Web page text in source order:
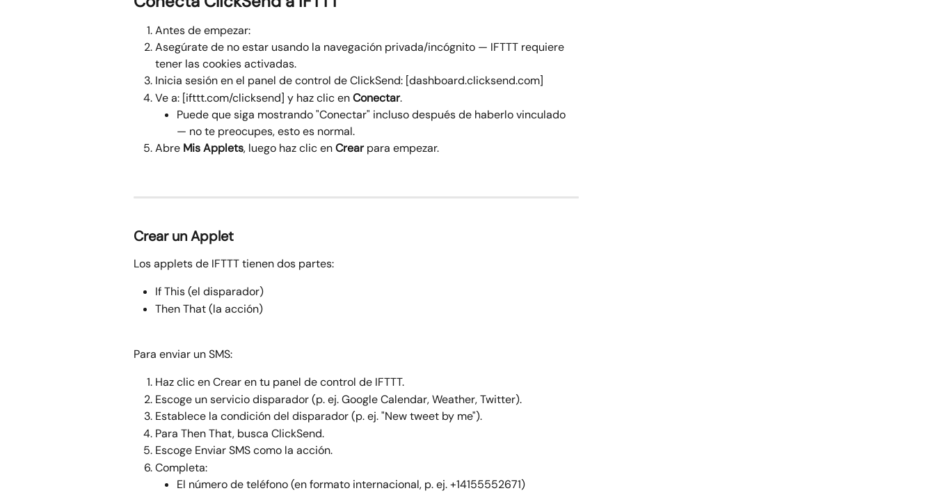
Antes de empezar:
Asegúrate de no estar usando la navegación privada/incógnito — IFTTT requiere
tener las cookies activadas.
Inicia sesión en el panel de control de ClickSend: [dashboard.clicksend.com]
Ve a: [ifttt.com/clicksend] y haz clic en Conectar.
Puede que siga mostrando "Conectar" incluso después de haberlo vinculado
— no te preocupes, esto es normal.
Abre Mis Applets, luego haz clic en Crear para empezar.
Crear un Applet
Los applets de IFTTT tienen dos partes:
If This (el disparador)
Then That (la acción)
Para enviar un SMS:
Haz clic en Crear en tu panel de control de IFTTT.
Escoge un servicio disparador (p. ej. Google Calendar, Weather, Twitter).
Establece la condición del disparador (p. ej. "New tweet by me").
Para Then That, busca ClickSend.
Escoge Enviar SMS como la acción.
Completa:
El número de teléfono (en formato internacional, p. ej. +14155552671)